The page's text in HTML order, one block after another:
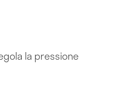
la pressione